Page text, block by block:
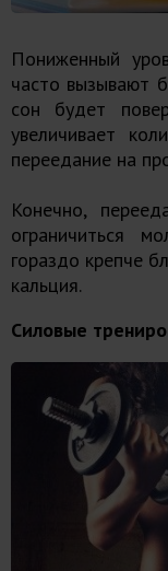
Пониженный
часто вызывают
сон будет
увеличивает
переедание на
Конечно,
ограничиться
гораздо крепче
кальция.
Силовые